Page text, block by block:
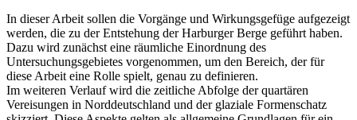
In dieser Arbeit sollen die Vorgänge und Wirkungsgefüge aufgezeigt
werden, die zu der Entstehung der Harburger Berge geführt haben.
Dazu wird zunächst eine räumliche Einordnung des
Untersuchungsgebietes vorgenommen, um den Bereich, der für
diese Arbeit eine Rolle spielt, genau zu definieren.
Im weiteren Verlauf wird die zeitliche Abfolge der quartären
Vereisungen in Norddeutschland und der glaziale Formenschatz